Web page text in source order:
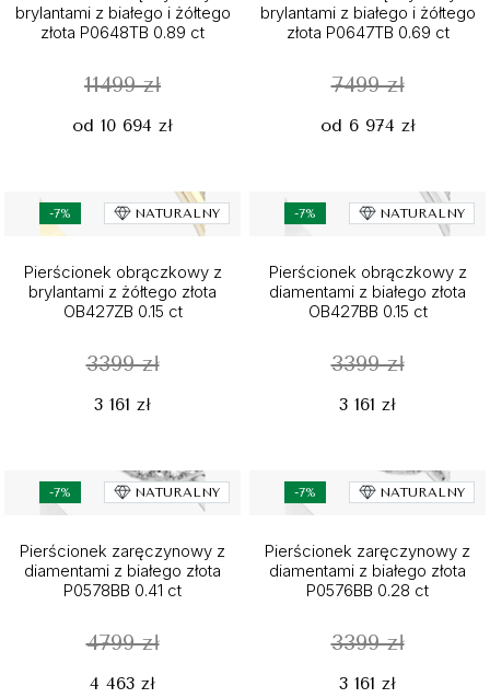
brylantami z białego i żółtego
złota P0648TB 0.89 ct
11499 zł
od 10 694 zł
brylantami z białego i żółtego
złota P0647TB 0.69 ct
7499 zł
od 6 974 zł
-7% NATURALNY
Pierścionek obrączkowy z
brylantami z żółtego złota
OB427ZB 0.15 ct
3399 zł
3 161 zł
-7% NATURALNY
Pierścionek obrączkowy z
diamentami z białego złota
OB427BB 0.15 ct
3399 zł
3 161 zł
-7% NATURALNY
Pierścionek zaręczynowy z
diamentami z białego złota
P0578BB 0.41 ct
4799 zł
4 463 zł
-7% NATURALNY
Pierścionek zaręczynowy z
diamentami z białego złota
P0576BB 0.28 ct
3399 zł
3 161 zł